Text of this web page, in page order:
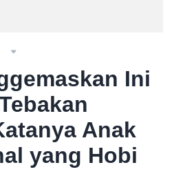
Ini
Anak
yang Hobi